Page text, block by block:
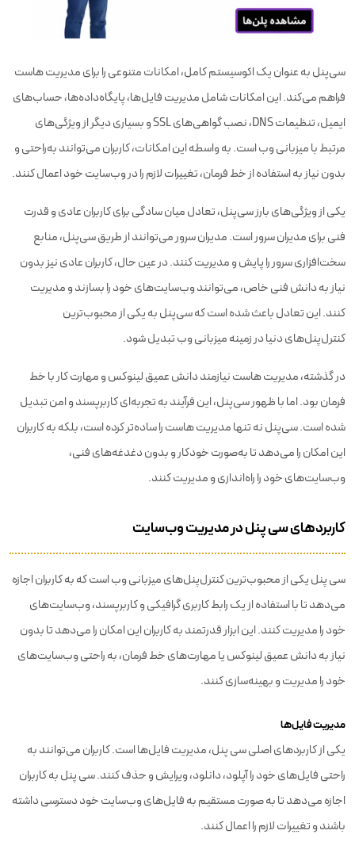
سی‌پنل به عنوان یک اکوسیستم کامل، امکانات متنوعی را برای مدیریت هاست
فراهم می‌کند. این امکانات شامل مدیریت فایل‌ها، پایگاه‌داده‌ها، حساب‌های
ایمیل، تنظیمات DNS، نصب گواهی‌های SSL و بسیاری دیگر از ویژگی‌های
مرتبط با میزبانی وب است. به واسطه این امکانات، کاربران می‌توانند به‌راحتی و
بدون نیاز به استفاده از خط فرمان، تغییرات لازم را در وب‌سایت خود اعمال کنند.
یکی از ویژگی‌های بارز سی‌پنل، تعادل میان سادگی برای کاربران عادی و قدرت
فنی برای مدیران سرور است. مدیران سرور می‌توانند از طریق سی‌پنل، منابع
سخت‌افزاری سرور را پایش و مدیریت کنند. در عین حال، کاربران عادی نیز بدون
نیاز به دانش فنی خاص، می‌توانند وب‌سایت‌های خود را بسازند و مدیریت
کنند. این تعادل باعث شده است که سی‌پنل به یکی از محبوب‌ترین
کنترل‌پنل‌های دنیا در زمینه میزبانی وب تبدیل شود.
در گذشته، مدیریت هاست نیازمند دانش عمیق لینوکس و مهارت کار با خط
فرمان بود. اما با ظهور سی‌پنل، این فرآیند به تجربه‌ای کاربرپسند و امن تبدیل
شده است. سی‌پنل نه تنها مدیریت هاست را ساده‌تر کرده است، بلکه به کاربران
این امکان را می‌دهد تا به‌صورت خودکار و بدون دغدغه‌های فنی،
وب‌سایت‌های خود را راه‌اندازی و مدیریت کنند.
کاربردهای سی پنل در مدیریت وب‌سایت
سی پنل یکی از محبوب‌ترین کنترل‌پنل‌های میزبانی وب است که به کاربران اجازه
می‌دهد تا با استفاده از یک رابط کاربری گرافیکی و کاربرپسند، وب‌سایت‌های
خود را مدیریت کنند. این ابزار قدرتمند به کاربران این امکان را می‌دهد تا بدون
نیاز به دانش عمیق لینوکس یا مهارت‌های خط فرمان، به راحتی وب‌سایت‌های
خود را مدیریت و بهینه‌سازی کنند.
مدیریت فایل‌ها
یکی از کاربردهای اصلی سی پنل، مدیریت فایل‌ها است. کاربران می‌توانند به
راحتی فایل‌های خود را آپلود، دانلود، ویرایش و حذف کنند. سی پنل به کاربران
اجازه می‌دهد تا به صورت مستقیم به فایل‌های وب‌سایت خود دسترسی داشته
باشند و تغییرات لازم را اعمال کنند.